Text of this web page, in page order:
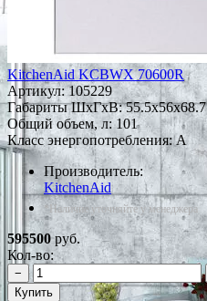
KitchenAid KCBWX 70600R
Артикул:105229
Габариты ШxГxВ: 55.5x56x68.7
Общий объем, л: 101
Класс энергопотребления: A
Производитель:
KitchenAid
*Наличие уточняйте у менеджера
595500руб.
Кол-во:
−
Купить